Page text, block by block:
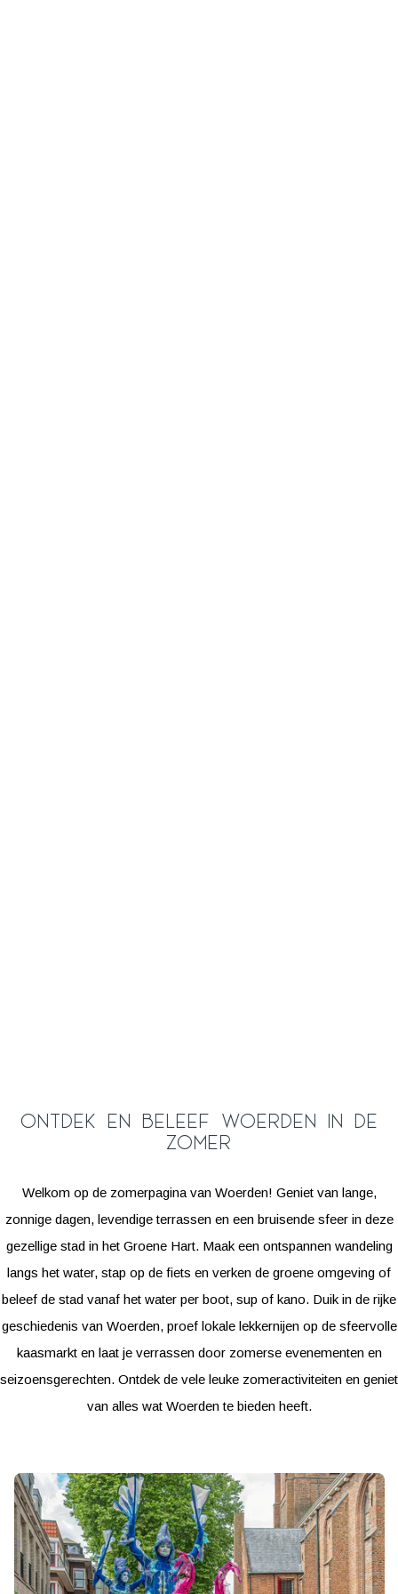
Ontdek en beleef Woerden in de
zomer
Welkom op de zomerpagina van Woerden! Geniet van lange,
zonnige dagen, levendige terrassen en een bruisende sfeer in deze
gezellige stad in het Groene Hart. Maak een ontspannen wandeling
langs het water, stap op de fiets en verken de groene omgeving of
beleef de stad vanaf het water per boot, sup of kano. Duik in de rijke
geschiedenis van Woerden, proef lokale lekkernijen op de sfeervolle
kaasmarkt en laat je verrassen door zomerse evenementen en
seizoensgerechten. Ontdek de vele leuke zomeractiviteiten en geniet
van alles wat Woerden te bieden heeft.
E
v
e
n